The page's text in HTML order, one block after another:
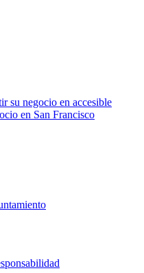
su negocio en accesible
en San Francisco